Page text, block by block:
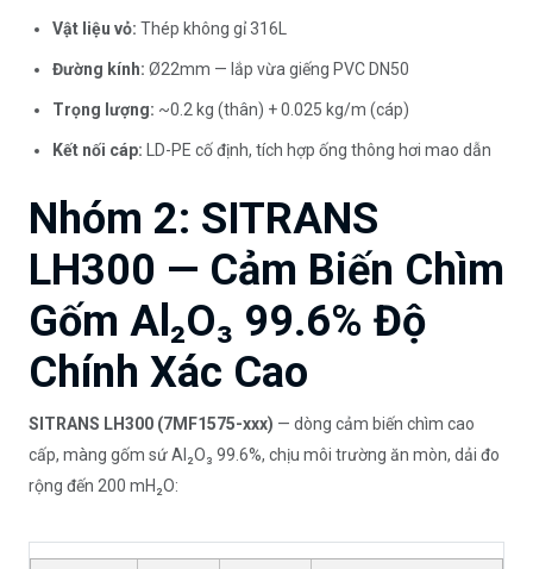
Vật liệu vỏ: Thép không gỉ 316L
Đường kính: Ø22mm — lắp vừa giếng PVC DN50
Trọng lượng: ~0.2 kg (thân) + 0.025 kg/m (cáp)
Kết nối cáp: LD-PE cố định, tích hợp ống thông hơi mao dẫn
Nhóm 2: SITRANS
LH300 — Cảm Biến Chìm
Gốm Al₂O₃ 99.6% Độ
Chính Xác Cao
SITRANS LH300 (7MF1575-xxx) — dòng cảm biến chìm cao
cấp, màng gốm sứ Al₂O₃ 99.6%, chịu môi trường ăn mòn, dải đo
rộng đến 200 mH₂O: